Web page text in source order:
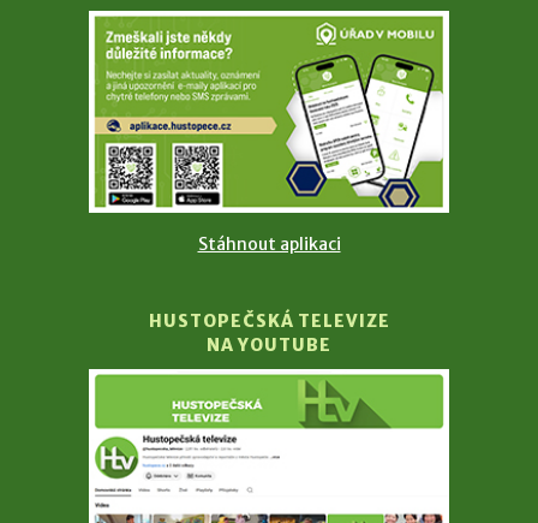
Stáhnout aplikaci
HUSTOPEČSKÁ TELEVIZE
NA YOUTUBE